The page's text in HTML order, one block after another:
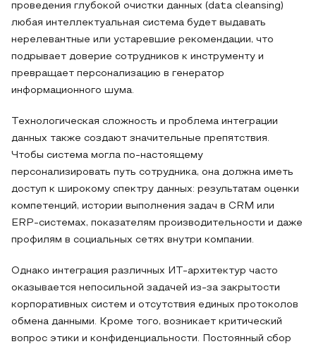
проведения глубокой очистки данных (data cleansing)
любая интеллектуальная система будет выдавать
нерелевантные или устаревшие рекомендации, что
подрывает доверие сотрудников к инструменту и
превращает персонализацию в генератор
информационного шума.
Технологическая сложность и проблема интеграции
данных также создают значительные препятствия.
Чтобы система могла по-настоящему
персонализировать путь сотрудника, она должна иметь
доступ к широкому спектру данных: результатам оценки
компетенций, истории выполнения задач в CRM или
ERP-системах, показателям производительности и даже
профилям в социальных сетях внутри компании.
Однако интеграция различных ИТ-архитектур часто
оказывается непосильной задачей из-за закрытости
корпоративных систем и отсутствия единых протоколов
обмена данными. Кроме того, возникает критический
вопрос этики и конфиденциальности. Постоянный сбор